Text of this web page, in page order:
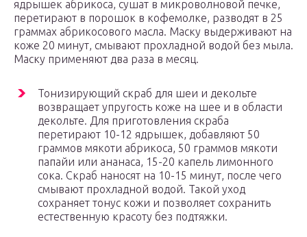
ядрышек абрикоса, сушат в микроволновой печке,
перетирают в порошок в кофемолке, разводят в 25
граммах абрикосового масла. Маску выдерживают на
коже 20 минут, смывают прохладной водой без мыла.
Маску применяют два раза в месяц.
Тонизирующий скраб для шеи и декольте
возвращает упругость коже на шее и в области
декольте. Для приготовления скраба
перетирают 10-12 ядрышек, добавляют 50
граммов мякоти абрикоса, 50 граммов мякоти
папайи или ананаса, 15-20 капель лимонного
сока. Скраб наносят на 10-15 минут, после чего
смывают прохладной водой. Такой уход
сохраняет тонус кожи и позволяет сохранить
естественную красоту без подтяжки.